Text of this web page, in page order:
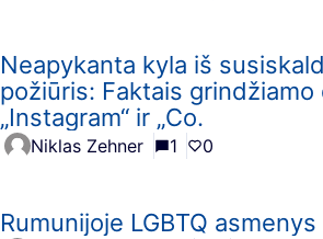
Neapykanta kyla iš
požiūris: Faktais
„Instagram“ ir „Co.
Niklas Zehner 1 0
Rumunijoje LGBTQ